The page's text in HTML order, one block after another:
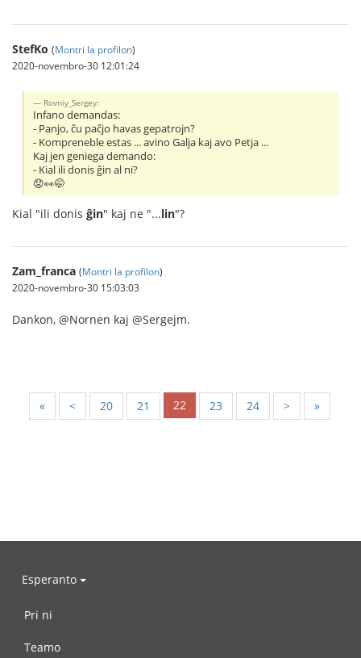
StefKo (Montri la profilon)
2020-novembro-30 12:01:24
Rovniy_Sergey:
Infano demandas:
- Panjo, ĉu paĉjo havas gepatrojn?
- Kompreneble estas ... avino Galja kaj avo Petja ...
Kaj jen geniega demando:
- Kial ili donis ĝin al ni?
😟👀🤭
Kial "ili donis ĝin" kaj ne "...lin"?
Zam_franca (Montri la profilon)
2020-novembro-30 15:03:03
Dankon, @Nornen kaj @Sergejm.
« < 20 21 22 23 24 > »
Esperanto
Pri ni
Teamo